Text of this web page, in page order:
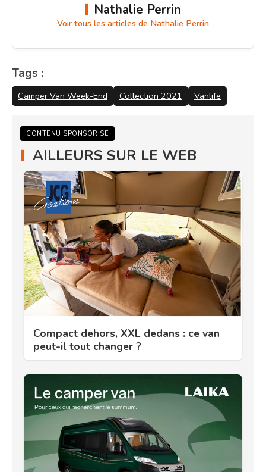
Nathalie Perrin
Voir tous les articles de Nathalie Perrin
Tags :
Camper Van Week-End Collection 2021 Vanlife
CONTENU SPONSORISÉ
AILLEURS SUR LE WEB
Compact dehors, XXL dedans : ce van
peut-il tout changer ?